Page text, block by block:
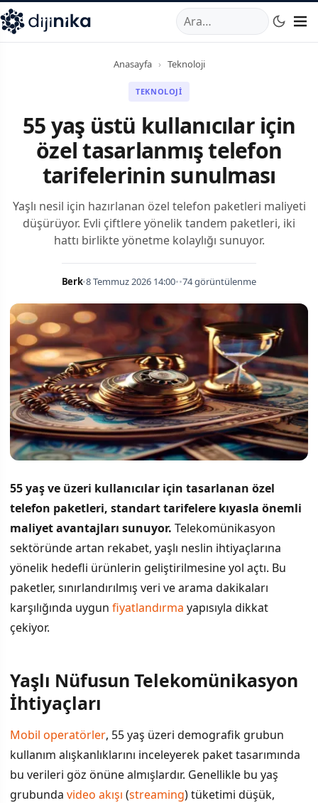
,Marmara Mahallesi,Beylikdüzü34520TRTelefon:0850
Anasayfa › Teknoloji
TEKNOLOJI
55 yaş üstü kullanıcılar için
özel tasarlanmış telefon
tarifelerinin sunulması
Yaşlı nesil için hazırlanan özel telefon paketleri maliyeti
düşürüyor. Evli çiftlere yönelik tandem paketleri, iki
hattı birlikte yönetme kolaylığı sunuyor.
Berk•8 Temmuz 2026 14:00••74 görüntülenme
55 yaş ve üzeri kullanıcılar için tasarlanan özel
telefon paketleri, standart tarifelere kıyasla önemli
maliyet avantajları sunuyor. Telekomünikasyon
sektöründe artan rekabet, yaşlı neslin ihtiyaçlarına
yönelik hedefli ürünlerin geliştirilmesine yol açtı. Bu
paketler, sınırlandırılmış veri ve arama dakikaları
karşılığında uygun fiyatlandırma yapısıyla dikkat
çekiyor.
İÇINDEKILER
Sunulan Paket Türleri
Yaşlı Nüfusun Telekomünikasyon
İhtiyaçları
Mobil operatörler, 55 yaş üzeri demografik grubun
kullanım alışkanlıklarını inceleyerek paket tasarımında
bu verileri göz önüne almışlardır. Genellikle bu yaş
grubunda video akışı (streaming) tüketimi düşük,